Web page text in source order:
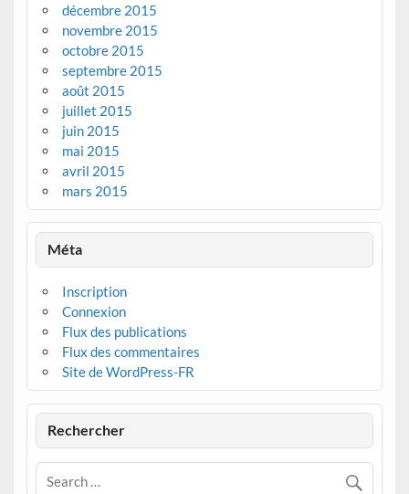
décembre 2015
novembre 2015
octobre 2015
septembre 2015
août 2015
juillet 2015
juin 2015
mai 2015
avril 2015
mars 2015
Méta
Inscription
Connexion
Flux des publications
Flux des commentaires
Site de WordPress-FR
Rechercher